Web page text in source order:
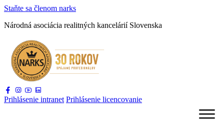
Staňte sa členom narks
Národná asociácia realitných kancelárií Slovenska
Prihlásenie intranet Prihlásenie licencovanie